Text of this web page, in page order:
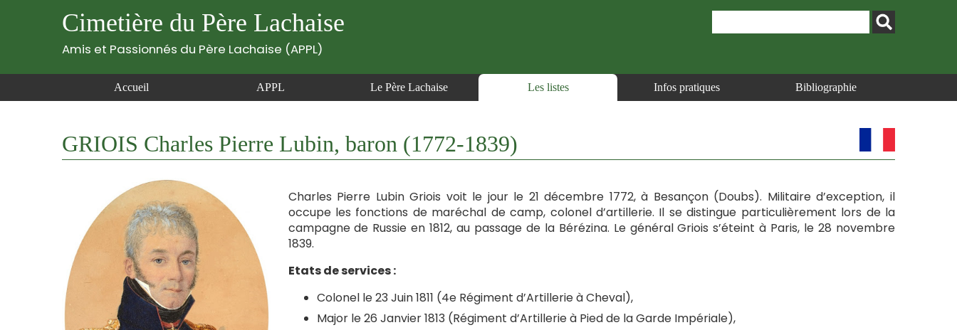
Cimetière du Père Lachaise
Amis et Passionnés du Père Lachaise (APPL)
Accueil APPL Le Père Lachaise Les listes Infos pratiques Bibliographie
GRIOIS Charles Pierre Lubin, baron (1772-1839)
Charles Pierre Lubin Griois voit le jour le 21 décembre 1772, à Besançon (Doubs). Militaire d’exception, il
occupe les fonctions de maréchal de camp, colonel d’artillerie. Il se distingue particulièrement lors de la
campagne de Russie en 1812, au passage de la Bérézina. Le général Griois s’éteint à Paris, le 28 novembre
1839.
Etats de services :
Colonel le 23 Juin 1811 (4e Régiment d’Artillerie à Cheval),
Major le 26 Janvier 1813 (Régiment d’Artillerie à Pied de la Garde Impériale),